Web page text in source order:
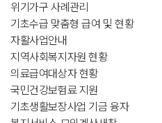
위기가구 사례관리
기초수급 맞춤형 급여 및 현황
자활사업안내
지역사회복지자원 현황
의료급여대상자 현황
국민건강보험료 지원
기초생활보장사업 기금 융자